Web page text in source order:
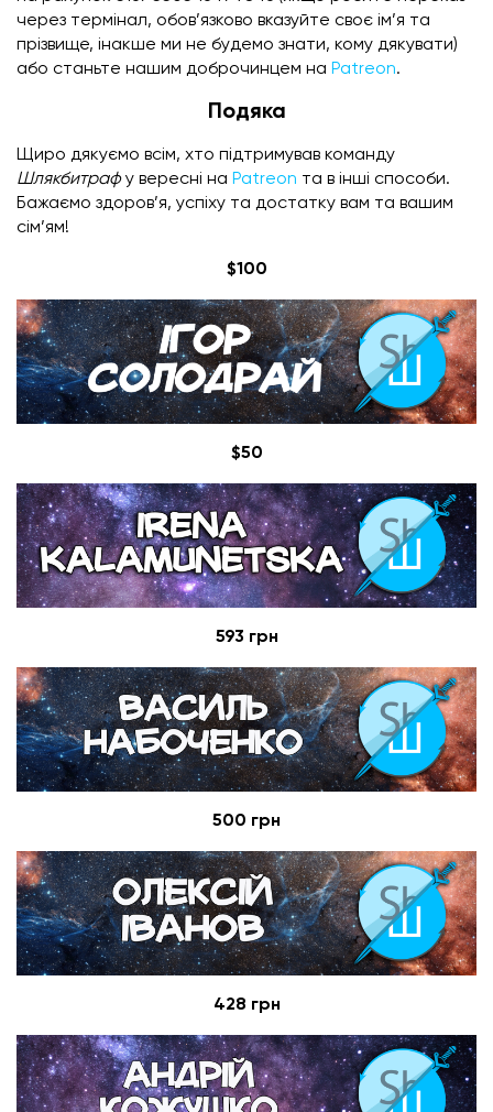
через термінал, обов’язково вказуйте своє ім’я та
прізвище, інакше ми не будемо знати, кому дякувати)
або станьте нашим доброчинцем на Patreon.
Подяка
Щиро дякуємо всім, хто підтримував команду
Шлякбитрафу вересні на Patreon та в інші способи.
Бажаємо здоров’я, успіху та достатку вам та вашим
сім’ям!
$100
$50
593 грн
500 грн
428 грн